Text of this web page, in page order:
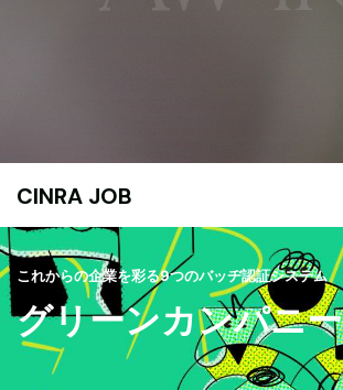
CINRA JOB
これからの企業を彩る9つのバッヂ認証システム
グリーンカンパニー